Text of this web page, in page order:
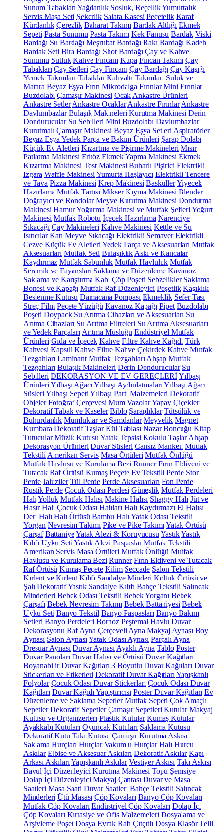
Sunum Tabakları Yağdanlık Sosluk, ReçellikYumurtalık
Servis Maşa Seti Şekerlik Salata Kasesi Peçetelik Karaf
Kürdanlık Çerezlik Baharat Takımı Bardak Altlığı Ekmek
Sepeti Pasta Sunumu Pasta Takımı Kek Fanusu Bardak Viski
Bardağı Su Bardağı Meşrubat Bardağı Rakı Bardağı Kadeh
Bardak Seti Bira Bardağı Shot Bardağı Çay ve Kahve
Sunumu Sütlük Kahve Fincanı Kupa Fincan Takımı Çay
Tabakları Çay Setleri Çay Fincanı Çay Bardağı Çay Kaşığı
Yemek Takımları Tabaklar Kahvaltı Takımları Suluk ve
Matara Beyaz Eşya Fırın Mikrodalga Fırınlar Mini Fırınlar
Buzdolabı Çamaşır Makinesi Ocak Ankastre Ürünleri
Ankastre Setler Ankastre Ocaklar Ankastre Fırınlar Ankastre
Davlumbazlar Bulaşık Makineleri Kurutma Makinesi Derin
Dondurucular Su Sebilleri Mini Buzdolabı Davlumbazlar
Kurutmalı Çamaşır Makinesi Beyaz Eşya Setleri Aspiratörler
Beyaz Eşya Yedek Parça ve Bakım Ürünleri Şarap Dolabı
Küçük Ev Aletleri Kızartma ve Pişirme Makineleri Mısır
Patlatma Makinesi Fritöz Ekmek Yapma Makinesi Ekmek
Kızartma Makinesi Tost Makinesi Buharlı Pişirici Elektrikli
Izgara Waffle Makinesi Yumurta Haşlayıcı Elektrikli Tencere
ve Tava Pizza Makinesi Krep Makinesi BasküllerYiyecek
Hazırlama Mutfak Tartısı Mikser Kıyma Makinesi Blender
Doğrayıcı ve Rondolar Meyve Kurutma Makinesi Dondurma
Makinesi Hamur Yoğurma Makinesi ve Mutfak Şefleri Yoğurt
Makinesi Mutfak Robotu İçecek Hazırlama Narenciye
Sıkacağı Çay Makineleri Kahve Makinesi Kettle ve Su
Isıtıcılar Katı Meyve Sıkacağı Elektrikli Semaver Elektrikli
Cezve Küçük Ev Aletleri Yedek Parça ve Aksesuarları Mutfak
Aksesuarları Mutfak Seti Bulaşıklık Askı ve Kancalar
Kaydırmaz Mutfak Sabunluk Mutfak Havluluk Mutfak
Seramik ve Fayansları Saklama ve Düzenleme Kavanoz
Saklama ve Karıştırma Kabı Çöp Poşeti Sebzelikler Saklama
Bonesi ve Kapağı Mutfak Raf Düzenleyici Poşetlik Kaşıklık
Beslenme Kutusu Damacana Pompası Ekmeklik Sefer Tası
Streç Film Peçete Yüzüğü Kavanoz Kapağı Pipet Buzdolabı
Poşeti Doypack Su Arıtma Cihazları ve Aksesuarları Su
Arıtma Cihazları Su Arıtma Filtreleri Su Arıtma Aksesuarları
ve Yedek Parçaları Arıtma Musluğu Endüstriyel Mutfak
Ürünleri Gıda ve İçecek Kahve Filtre Kahve Kağıdı Türk
Kahvesi Kapsül Kahve Filtre Kahve Çekirdek Kahve Mutfak
Tezgahları Laminant Mutfak Tezgahları Ahşap Mutfak
Tezgahları Bulaşık Makineleri Derin Dondurucular Su
Sebilleri DEKORASYON VE EV GEREÇLERİYılbaşı
Ürünleri Yılbaşı Ağacı Yılbaşı Aydınlatmaları Yılbaşı Ağacı
Süsleri Yılbaşı Sepeti Yılbaşı Parti Malzemeleri Dekoratif
Objeler Fotoğraf Çerçevesi Mum VazolarYapay Çiçekler
Dekoratif Tabak ve Kaseler Biblo Şaraplıklar Tütsülük ve
Buhurdanlık Mumluklar ve Şamdanlar Meyvelik Magnet
Kumbara Dekoratif Taşlar Kül Tablası Nazar Boncuğu Kitap
Tutucular Müzik Kutusu Yatak Tepsisi Kokulu Taşlar Ahşap
Dekorasyon Ürünleri Duvar Süsleri Cansız Manken Mutfak
Tekstili Amerikan Servis Masa Örtüleri Mutfak Önlüğü
Mutfak Havlusu ve Kurulama Bezi Runner Fırın Eldiveni ve
Tutacak Raf Örtüsü Kumaş Peçete Ev Tekstili Perde Stor
Perde Jaluziler Tül Perde Perde Aksesuarları Fon Perde
Rustik Perde Çocuk Odası Perdesi Güneşlik Mutfak Perdeleri
Halı Yolluk Mutfak Halısı Makine Halısı Shaggy Halı Jüt ve
Hasır Halı Çocuk Odası Halıları Halı Kaydırmazı El Halısı
Deri Halı Halı Örtüsü Bambu Halı Yatak Odası Tekstili
Yorgan Nevresim Takımı Pike ve Pike Takımı Yatak Örtüsü
Çarşaf BattaniyeYatak Alezi & Koruyucusu YastıkYastık
Kılıfı Uyku Seti Yastık Alezi Paspaslar Mutfak Tekstili
Amerikan Servis Masa Örtüleri Mutfak Önlüğü Mutfak
Havlusu ve Kurulama Bezi Runner Fırın Eldiveni ve Tutacak
Raf Örtüsü Kumaş Peçete Kilim Seccade Salon Tekstili
Kırlent ve Kırlent Kılıfı Sandalye Minderi Koltuk Örtüsü ve
Şalı Dekoratif Yastık Sandalye Kılıfı Bahçe Tekstili Salıncak
Minderleri Bebek Odası Tekstili Bebek Yorganı Bebek
Çarşafı Bebek Nevresim Takımı Bebek Battaniyesi Bebek
Uyku Seti Banyo Tekstil Banyo Paspasları Banyo Bakım
Setleri Banyo Perdeleri Bornoz Peştemal Havlu Duvar
Dekorasyonu Raf Ayna Çerçeveli Ayna Makyaj Aynası Boy
Aynası Salon Aynası Yatak Odası Aynası Parçalı Ayna
Dresuar Aynası Duvar Aynası Ayaklı Ayna Tablo Poster
Duvar Panoları Duvar Halısı ve Örtüsü Duvar Kağıtları
Boyanabilir Duvar Kağıtları 3 Boyutlu Duvar Kağıtları Duvar
Stickerları ve Etiketleri Dekoratif Duvar Kağıtları Yapışkanlı
Folyolar Çocuk Odası Duvar Stickerları Çocuk Odası Duvar
Kağıtları Duvar Kağıdı Yapıştırıcısı Poster Duvar Kağıtları Ev
Düzenleme ve Saklama Sepetler Mutfak Sepeti Çok Amaçlı
Sepetler Dekoratif Sepetler Çamaşır Sepetleri Kutular Makyaj
Kutusu ve Organizerleri Plastik Kutular Kumaş Kutular
Ayakkabı Kutuları Oyuncak Kutuları Saklama Kutusu
Dekoratif Kutu Takı Kutusu Çamaşır Kurutma Askısı
Saklama Hurçları Hurçlar Vakumlu Hurçlar Halı Hurcu
Askılar Elbise ve Aksesuar Askıları Dekoratif Askılar Kapı
Arkası Askıları Yapışkanlı Askılar Vestiyer Askısı Takı Askısı
Bavul İçi Düzenleyici Kurutma Makinesi Topu Şemsiye
Dolap İçi Düzenleyici Makyaj Çantası Duvar ve Masa
Saatleri Masa Saati Duvar Saatleri Bahçe Tekstili Salıncak
Minderleri Ütü Masası Çöp Kovaları Banyo Çöp Kovaları
Mutfak Çöp Kovaları Endüstriyel Çöp Kovaları Dolap İçi
Çöp Kovaları Kırtasiye ve Ofis Malzemeleri Dosyalama ve
Arşivleme Poşet Dosya Evrak Rafı Çıtçıtlı Dosya Klasör Telli